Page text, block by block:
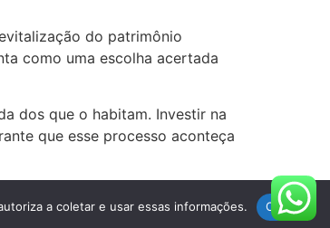
do patrimônio
como uma escolha acertada
dos que o habitam. Investir na
que esse processo aconteça
a coletar e usar essas informações. Ok